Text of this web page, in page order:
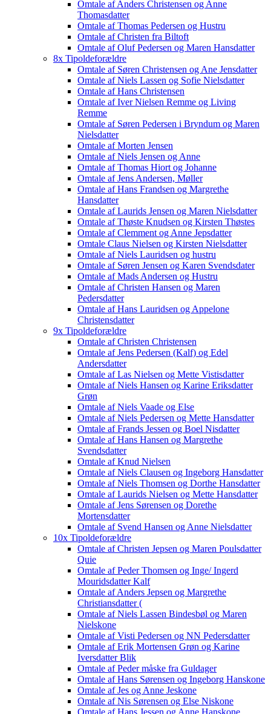
Omtale af Anders Christensen og Anne
Thomasdatter
Omtale af Thomas Pedersen og Hustru
Omtale af Christen fra Biltoft
Omtale af Oluf Pedersen og Maren Hansdatter
8x Tipoldeforældre
Omtale af Søren Christensen og Ane Jensdatter
Omtale af Niels Lassen og Sofie Nielsdatter
Omtale af Hans Christensen
Omtale af Iver Nielsen Remme og Living
Remme
Omtale af Søren Pedersen i Bryndum og Maren
Nielsdatter
Omtale af Morten Jensen
Omtale af Niels Jensen og Anne
Omtale af Thomas Hiort og Johanne
Omtale af Jens Andersen, Møller
Omtale af Hans Frandsen og Margrethe
Hansdatter
Omtale af Laurids Jensen og Maren Nielsdatter
Omtale af Thøste Knudsen og Kirsten Thøstes
Omtale af Clemment og Anne Jepsdatter
Omtale Claus Nielsen og Kirsten Nielsdatter
Omtale af Niels Lauridsen og hustru
Omtale af Søren Jensen og Karen Svendsdater
Omtale af Mads Andersen og Hustru
Omtale af Christen Hansen og Maren
Pedersdatter
Omtale af Hans Lauridsen og Appelone
Christensdatter
9x Tipoldeforældre
Omtale af Christen Christensen
Omtale af Jens Pedersen (Kalf) og Edel
Andersdatter
Omtale af Las Nielsen og Mette Vistisdatter
Omtale af Niels Hansen og Karine Eriksdatter
Grøn
Omtale af Niels Vaade og Else
Omtale af Niels Pedersen og Mette Hansdatter
Omtale af Frands Jessen og Boel Nisdatter
Omtale af Hans Hansen og Margrethe
Svendsdatter
Omtale af Knud Nielsen
Omtale af Niels Clausen og Ingeborg Hansdatter
Omtale af Niels Thomsen og Dorthe Hansdatter
Omtale af Laurids Nielsen og Mette Hansdatter
Omtale af Jens Sørensen og Dorethe
Mortensdatter
Omtale af Svend Hansen og Anne Nielsdatter
10x Tipoldeforældre
Omtale af Christen Jepsen og Maren Poulsdatter
Quie
Omtale af Peder Thomsen og Inge/ Ingerd
Mouridsdatter Kalf
Omtale af Anders Jepsen og Margrethe
Christiansdatter (
Omtale af Niels Lassen Bindesbøl og Maren
Nielskone
Omtale af Visti Pedersen og NN Pedersdatter
Omtale af Erik Mortensen Grøn og Karine
Iversdatter Blik
Omtale af Peder måske fra Guldager
Omtale af Hans Sørensen og Ingeborg Hanskone
Omtale af Jes og Anne Jeskone
Omtale af Nis Sørensen og Else Niskone
Omtale af Hans Jessen og Anne Hanskone